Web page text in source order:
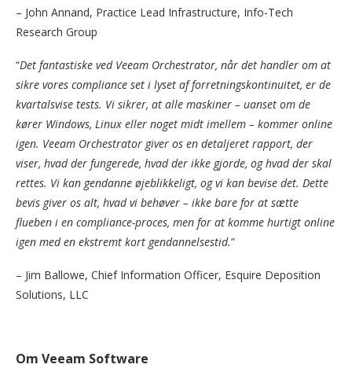
– John Annand, Practice Lead Infrastructure, Info-Tech
Research Group
“Det fantastiske ved Veeam Orchestrator, når det handler om at
sikre vores compliance set i lyset af forretningskontinuitet, er de
kvartalsvise tests. Vi sikrer, at alle maskiner – uanset om de
kører Windows, Linux eller noget midt imellem – kommer online
igen. Veeam Orchestrator giver os en detaljeret rapport, der
viser, hvad der fungerede, hvad der ikke gjorde, og hvad der skal
rettes. Vi kan gendanne øjeblikkeligt, og vi kan bevise det. Dette
bevis giver os alt, hvad vi behøver – ikke bare for at sætte
flueben i en compliance-proces, men for at komme hurtigt online
igen med en ekstremt kort gendannelsestid.”
– Jim Ballowe, Chief Information Officer, Esquire Deposition
Solutions, LLC
Om Veeam Software